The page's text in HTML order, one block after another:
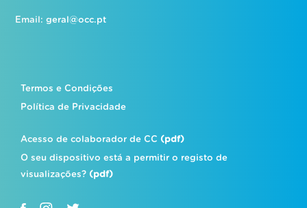
Email:geral@occ.pt
Termos e Condições
Política de Privacidade
Acesso de colaborador de CC(pdf)
O seu dispositivo está a permitir o registo de
visualizações?(pdf)